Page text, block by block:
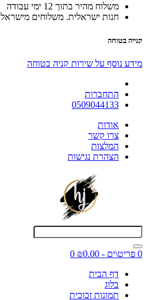
משלוח מהיר בתוך 12 ימי עבודה
חנות ישראלית. משלוחים מישראל
קנייה בטוחה
מידע נוסף על שירות קניה בטוחה
התחברות
0509044133
אודות
צרו קשר
המלצות
הצהרת נגישות
0 פריט\ים - ₪0.00
0
דף הבית
בלוג
תמונות זכוכית